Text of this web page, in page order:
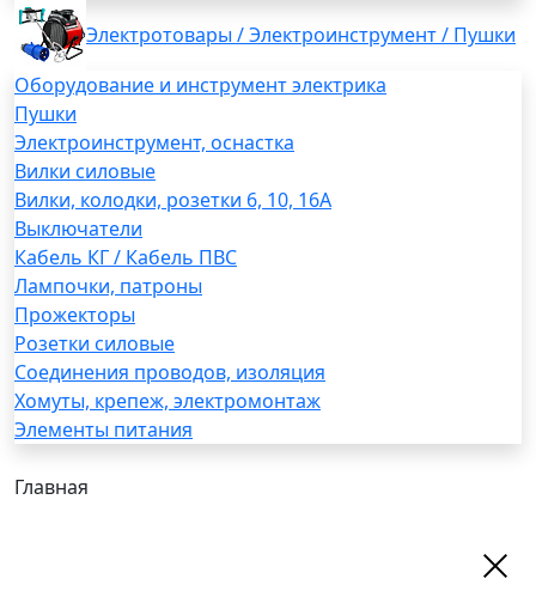
Электротовары / Электроинструмент / Пушки
Оборудование и инструмент электрика
Пушки
Электроинструмент, оснастка
Вилки силовые
Вилки, колодки, розетки 6, 10, 16А
Выключатели
Кабель КГ / Кабель ПВС
Лампочки, патроны
Прожекторы
Розетки силовые
Соединения проводов, изоляция
Хомуты, крепеж, электромонтаж
Элементы питания
Главная